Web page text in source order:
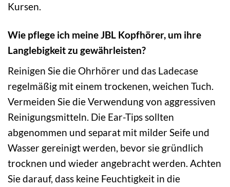
Kursen.
Wie pflege ich meine JBL Kopfhörer, um ihre
Langlebigkeit zu gewährleisten?
Reinigen Sie die Ohrhörer und das Ladecase
regelmäßig mit einem trockenen, weichen Tuch.
Vermeiden Sie die Verwendung von aggressiven
Reinigungsmitteln. Die Ear-Tips sollten
abgenommen und separat mit milder Seife und
Wasser gereinigt werden, bevor sie gründlich
trocknen und wieder angebracht werden. Achten
Sie darauf, dass keine Feuchtigkeit in die